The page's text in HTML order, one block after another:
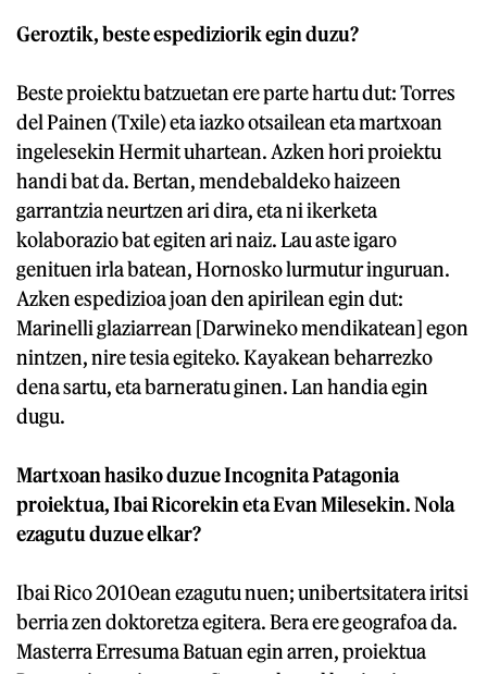
Geroztik, beste espediziorik egin duzu?
Beste proiektu batzuetan ere parte hartu dut: Torres
del Painen (Txile) eta iazko otsailean eta martxoan
ingelesekin Hermit uhartean. Azken hori proiektu
handi bat da. Bertan, mendebaldeko haizeen
garrantzia neurtzen ari dira, eta ni ikerketa
kolaborazio bat egiten ari naiz. Lau aste igaro
genituen irla batean, Hornosko lurmutur inguruan.
Azken espedizioa joan den apirilean egin dut:
Marinelli glaziarrean [Darwineko mendikatean] egon
nintzen, nire tesia egiteko. Kayakean beharrezko
dena sartu, eta barneratu ginen. Lan handia egin
dugu.
Martxoan hasiko duzue Incognita Patagonia
proiektua, Ibai Ricorekin eta Evan Milesekin. Nola
ezagutu duzue elkar?
Ibai Rico 2010ean ezagutu nuen; unibertsitatera iritsi
berria zen doktoretza egitera. Bera ere geografoa da.
Masterra Erresuma Batuan egin arren, proiektua